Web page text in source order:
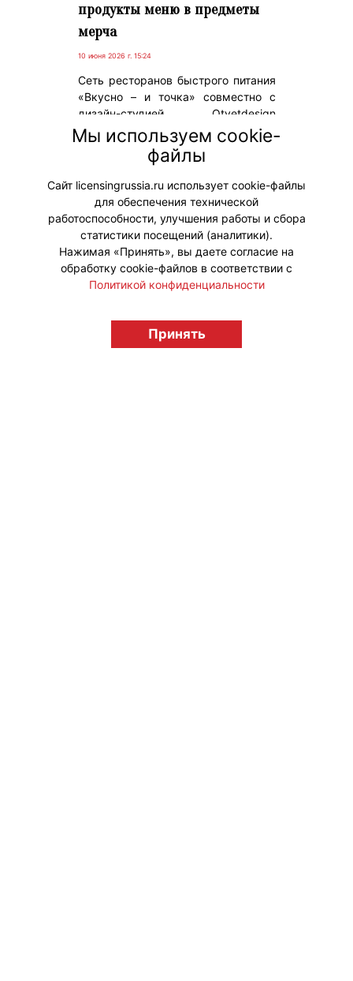
продукты меню в предметы
мерча
10 июня 2026 г. 15:24
Сеть ресторанов быстрого питания
«Вкусно – и точка» совместно с
дизайн-студией Otvetdesign
выпустила новую линейку
корпоративного мерча,
вдохновленную фирменными
продуктами бренда.
#Мерч
licensingrussia.ru, 2009-2026 12+
Мы используем cookie-
файлы
Сайт licensingrussia.ru использует cookie-файлы
для обеспечения технической
работоспособности, улучшения работы и сбора
статистики посещений (аналитики).
Нажимая «Принять», вы даете согласие на
обработку cookie-файлов в соответствии с
Политикой конфиденциальности
Принять